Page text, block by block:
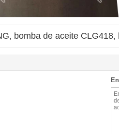
bomba de aceite